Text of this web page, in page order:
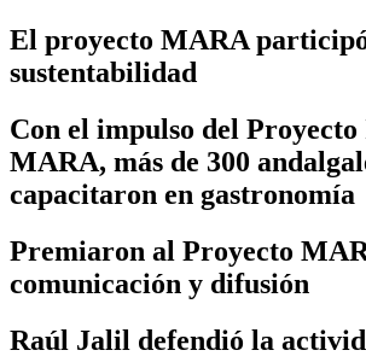
El proyecto MARA
sustentabilidad
Con el impulso del
MARA, más de 300
capacitaron en gastronomía
Premiaron al Proyecto
comunicación y difusión
Raúl Jalil defendió la